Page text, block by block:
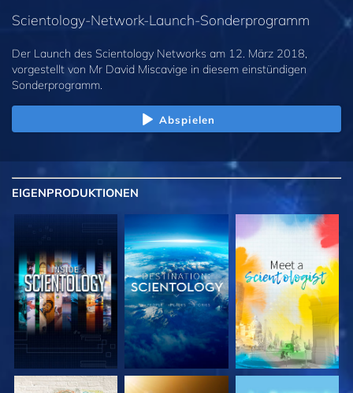
Scientology-Network-Launch-Sonderprogramm
Der Launch des Scientology Networks am 12. März 2018,
vorgestellt von Mr David Miscavige in diesem einstündigen
Sonderprogramm.
Abspielen
EIGENPRODUKTIONEN